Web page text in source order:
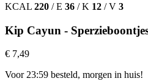
KCAL 220 / E 36 / K 12 / V 3
Kip Cayun -
€ 7,49
Voor 23:59 besteld, morgen in huis!